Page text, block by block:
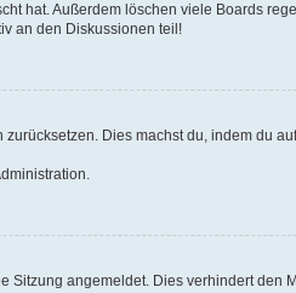
hat. Außerdem löschen viele Boards
an den Diskussionen teil!
Dies machst du, indem du
angemeldet. Dies verhindert